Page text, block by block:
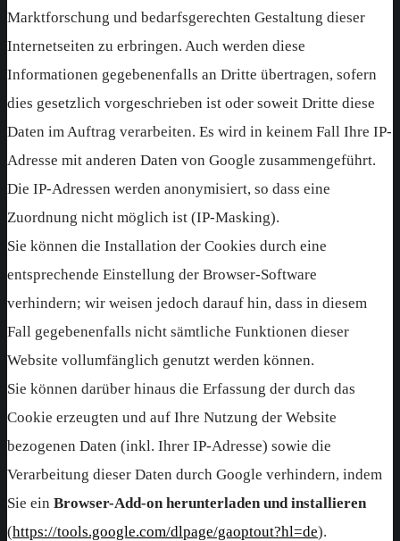
Marktforschung und bedarfsgerechten Gestaltung dieser
Internetseiten zu erbringen. Auch werden diese
Informationen gegebenenfalls an Dritte übertragen, sofern
dies gesetzlich vorgeschrieben ist oder soweit Dritte diese
Daten im Auftrag verarbeiten. Es wird in keinem Fall Ihre IP-
Adresse mit anderen Daten von Google zusammengeführt.
Die IP-Adressen werden anonymisiert, so dass eine
Zuordnung nicht möglich ist (IP-Masking).
Sie können die Installation der Cookies durch eine
entsprechende Einstellung der Browser-Software
verhindern; wir weisen jedoch darauf hin, dass in diesem
Fall gegebenenfalls nicht sämtliche Funktionen dieser
Website vollumfänglich genutzt werden können.
Sie können darüber hinaus die Erfassung der durch das
Cookie erzeugten und auf Ihre Nutzung der Website
bezogenen Daten (inkl. Ihrer IP-Adresse) sowie die
Verarbeitung dieser Daten durch Google verhindern, indem
Sie ein Browser-Add-on herunterladen und installieren
(https://tools.google.com/dlpage/gaoptout?hl=de).